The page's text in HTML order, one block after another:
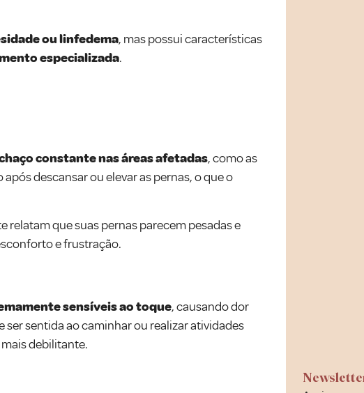
ou linfedema, mas possui características
especializada.
constante nas áreas afetadas, como as
descansar ou elevar as pernas, o que o
que suas pernas parecem pesadas e
e frustração.
sensíveis ao toque, causando dor
ser sentida ao caminhar ou realizar atividades
debilitante.